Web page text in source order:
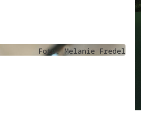
Foto: Melanie Fredel